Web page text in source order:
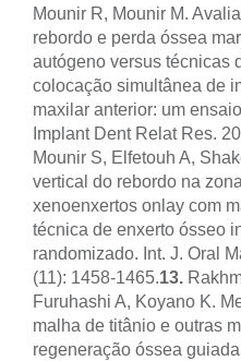
Mounir R, Mounir M.
rebordo e perda óssea
autógeno versus técnicas
colocação simultânea de
maxilar anterior: um
Implant Dent Relat Res.
Mounir S, Elfetouh A,
vertical do rebordo na
xenoenxertos onlay com
técnica de enxerto ósseo
randomizado. Int. J. Oral
(11): 1458-1465.13.
Furuhashi A, Koyano K.
malha de titânio e outras
regeneração óssea